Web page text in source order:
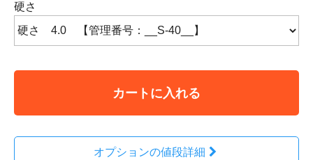
硬さ
カートに入れる
オプションの値段詳細